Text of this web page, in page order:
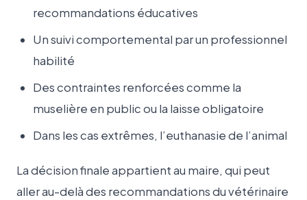
recommandations éducatives
Un suivi comportemental par un professionnel
habilité
Des contraintes renforcées comme la
muselière en public ou la laisse obligatoire
Dans les cas extrêmes, l’euthanasie de l’animal
La décision finale appartient au maire, qui peut
aller au-delà des recommandations du vétérinaire